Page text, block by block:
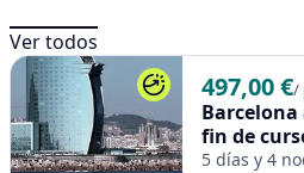
Ver todos
497,00 €/
Barcelona
fin de
5 días y 4